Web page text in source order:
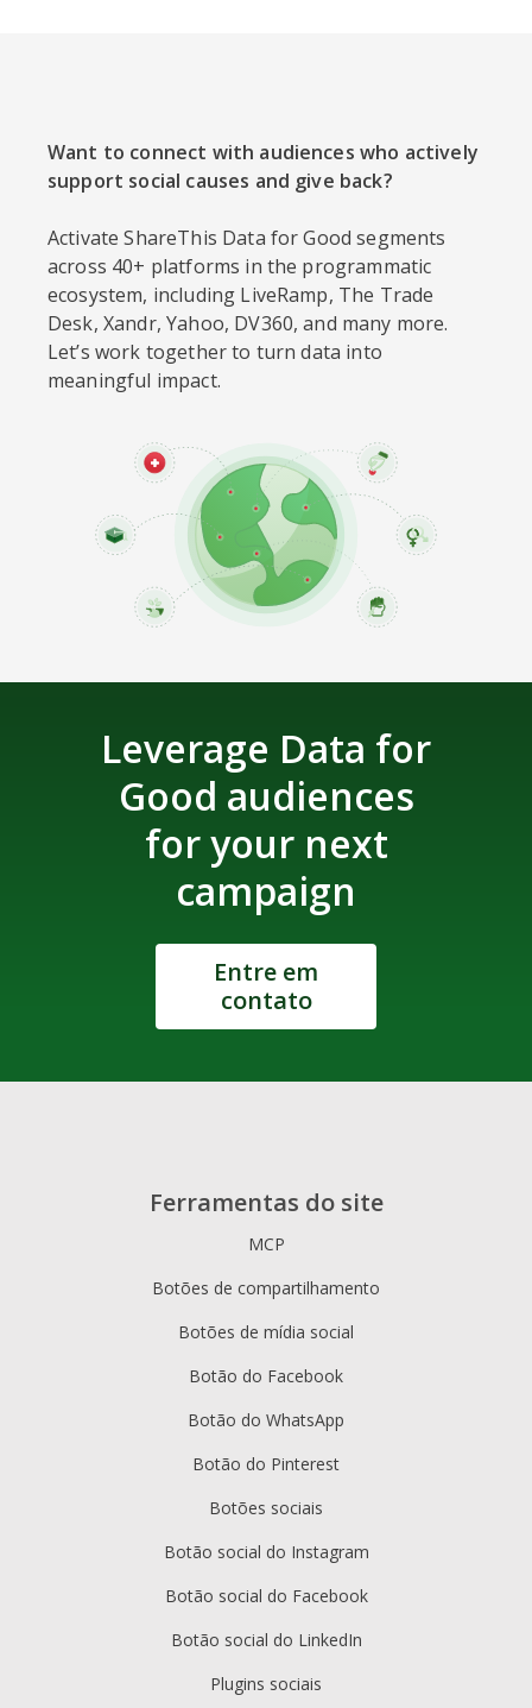
Want to connect with audiences who actively
support social causes and give back?
Activate ShareThis Data for Good segments
across 40+ platforms in the programmatic
ecosystem, including LiveRamp, The Trade
Desk, Xandr, Yahoo, DV360, and many more.
Let’s work together to turn data into
meaningful impact.
Leverage Data for
Good audiences
for your next
campaign
Entre em
contato
Ferramentas do site
MCP
Botões de compartilhamento
Botões de mídia social
Botão do Facebook
Botão do WhatsApp
Botão do Pinterest
Botões sociais
Botão social do Instagram
Botão social do Facebook
Botão social do LinkedIn
Plugins sociais